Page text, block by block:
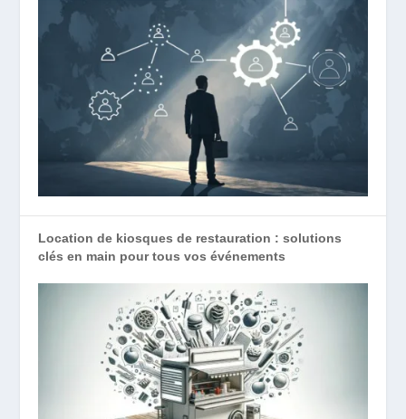
Location de kiosques de restauration : solutions
clés en main pour tous vos événements